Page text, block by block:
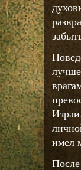
имел